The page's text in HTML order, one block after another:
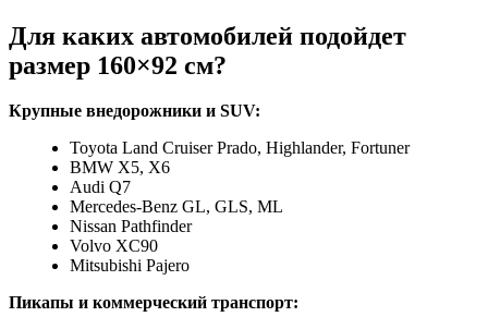
Для каких автомобилей подойдет
размер 160×92 см?
Крупные внедорожники и SUV:
Toyota Land Cruiser Prado, Highlander, Fortuner
BMW X5, X6
Audi Q7
Mercedes-Benz GL, GLS, ML
Nissan Pathfinder
Volvo XC90
Mitsubishi Pajero
Пикапы и коммерческий транспорт: